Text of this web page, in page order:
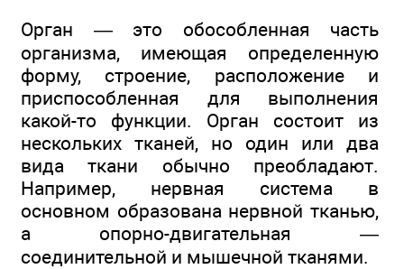
Орган — это обособленная часть
организма, имеющая определенную
форму, строение, расположение и
приспособленная для выполнения
какой-то функции. Орган состоит из
нескольких тканей, но один или два
вида ткани обычно преобладают.
Например, нервная система в
основном образована нервной тканью,
а опорно-двигательная —
соединительной и мышечной тканями.